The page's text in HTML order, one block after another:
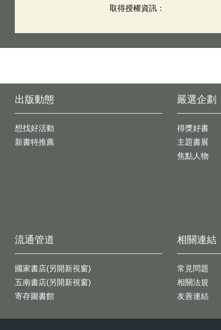
取得授權資訊：
出版動態
想找好活動
新書特推薦
嚴選企劃
得獎好書
主題書展
焦點人物
流通管道
國家書店(另開新視窗)
五南書店(另開新視窗)
寄存圖書館
相關連結
常見問題
相關法規
友善連結